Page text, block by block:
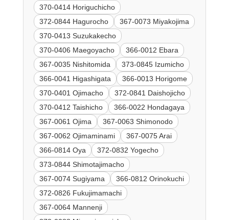
370-0414 Horiguchicho
372-0844 Hagurocho
367-0073 Miyakojima
370-0413 Suzukakecho
370-0406 Maegoyacho
366-0012 Ebara
367-0035 Nishitomida
373-0845 Izumicho
366-0041 Higashigata
366-0013 Horigome
370-0401 Ojimacho
372-0841 Daishojicho
370-0412 Taishicho
366-0022 Hondagaya
367-0061 Ojima
367-0063 Shimonodo
367-0062 Ojimaminami
367-0075 Arai
366-0814 Oya
372-0832 Yogecho
373-0844 Shimotajimacho
367-0074 Sugiyama
366-0812 Orinokuchi
372-0826 Fukujimamachi
367-0064 Mannenji